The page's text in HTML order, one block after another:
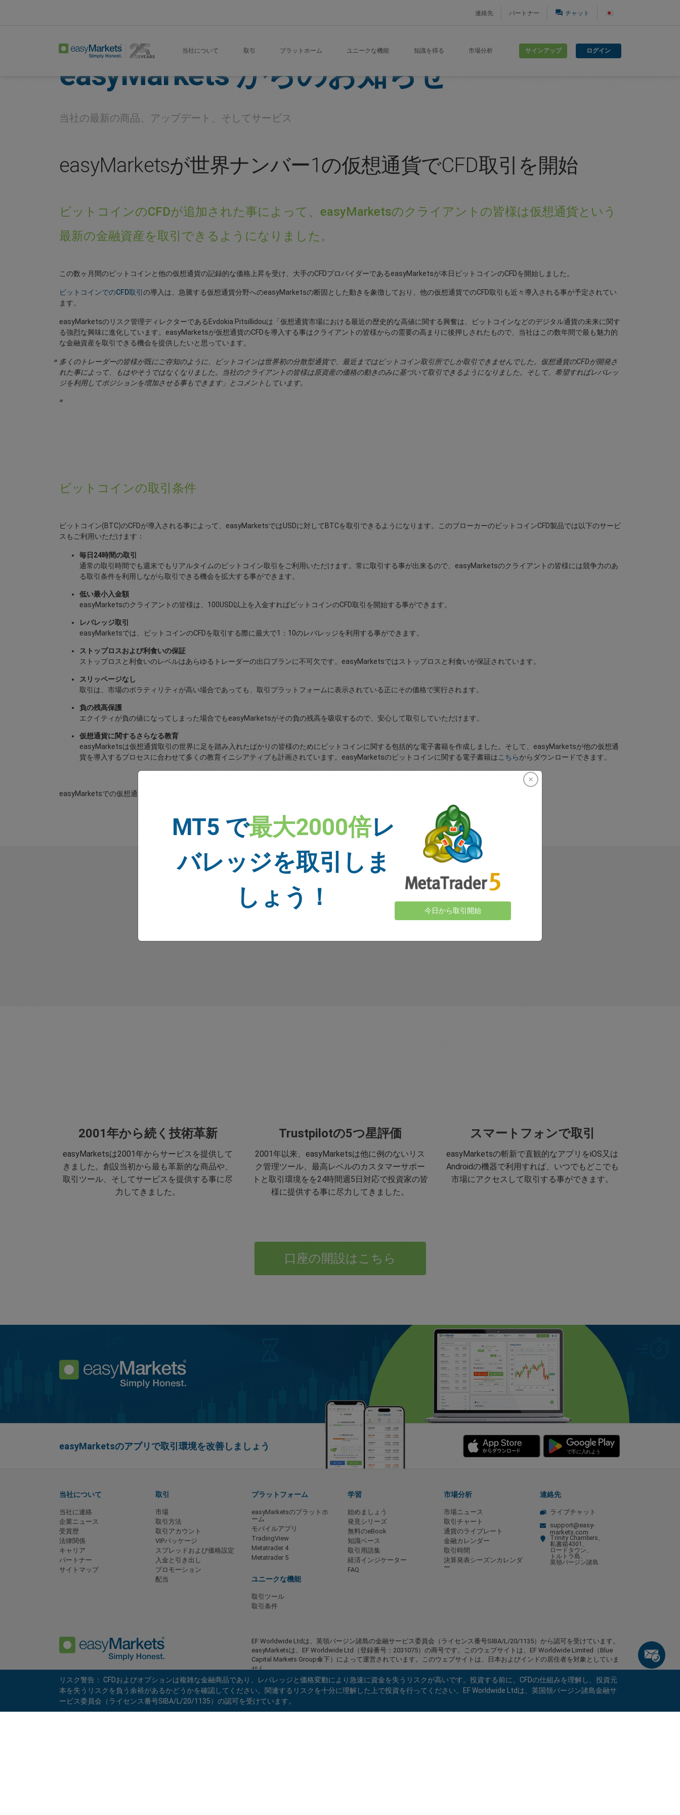
連絡先 パートナー question_answer チャット
当社について 取引 プラットホーム ユニークな機能 知識を得る 市場分析 サインアップ ログイン
easyMarkets からのお知らせ
当社の最新の商品、アップデート、そしてサービス
easyMarketsが世界ナンバー1の仮想通貨でCFD取引を開始
ビットコインのCFDが追加された事によって、easyMarketsのクライアントの皆様は仮想通貨という
最新の金融資産を取引できるようになりました。
この数ヶ月間のビットコインと他の仮想通貨の記録的な価格上昇を受け、大手のCFDプロバイダーであるeasyMarketsが本日ビットコインのCFDを開始しました。
ビットコインでのCFD取引 の導入は、急騰する仮想通貨分野へのeasyMarketsの断固とした動きを象徴しており、他の仮想通貨でのCFD取引も近々導入される事が予定されてい
ます。
easyMarketsのリスク管理ディレクターであるEvdokia Pitsillidouは「仮想通貨市場における最近の歴史的な高値に関する興奮は、ビットコインなどのデジタル通貨の未来に関す
る強烈な興味に進化しています。easyMarketsが仮想通貨のCFDを導入する事はクライアントの皆様からの需要の高まりに後押しされたもので、当社はこの数年間で最も魅力的
な金融資産を取引できる機会を提供したいと思っています。
多くのトレーダーの皆様が既にご存知のように、ビットコインは世界初の分散型通貨で、最近まではビットコイン取引所でしか取引できませんでした。仮想通貨のCFDが開発さ
れた事によって、もはやそうではなくなりました。当社のクライアントの皆様は原資産の価格の動きのみに基づいて取引できるようになりました。そして、希望すればレバレッ
ジを利用してポジションを増加させる事もできます」とコメントしています。
ビットコインの取引条件
ビットコイン(BTC)のCFDが導入される事によって、easyMarketsではUSDに対してBTCを取引できるようになります。このブローカーのビットコインCFD製品では以下のサービ
スもご利用いただけます：
毎日24時間の取引
通常の取引時間でも週末でもリアルタイムのビットコイン取引をご利用いただけます。常に取引する事が出来るので、easyMarketsのクライアントの皆様には競争力のあ
る取引条件を利用しながら取引できる機会を拡大する事ができます。
低い最小入金額
easyMarketsのクライアントの皆様は、100USD以上を入金すればビットコインのCFD取引を開始する事ができます。
レバレッジ取引
easyMarketsでは、ビットコインのCFDを取引する際に最大で1：10のレバレッジを利用する事ができます。
ストップロスおよび利食いの保証
ストップロスと利食いのレベルはあらゆるトレーダーの出口プランに不可欠です。easyMarketsではストップロスと利食いが保証されています。
スリッページなし
取引は、市場のボラティリティが高い場合であっても、取引プラットフォームに表示されている正にその価格で実行されます。
負の残高保護
エクイティが負の値になってしまった場合でもeasyMarketsがその負の残高を吸収するので、安心して取引していただけます。
仮想通貨に関するさらなる教育
easyMarketsは仮想通貨取引の世界に足を踏み入れたばかりの皆様のためにビットコインに関する包括的な電子書籍を作成しました。そして、easyMarketsが他の仮想通
貨を導入するプロセスに合わせて多くの教育イニシアティブも計画されています。easyMarketsのビットコインに関する電子書籍は こちらからダウンロードできます。
easyMarketsでの仮想通貨取引に関する詳細は、
トレーダーの皆様のご意見
2001年から続く技術革新
easyMarketsは2001年からサービスを提供して
きました。創設当初から最も革新的な商品や、
取引ツール、そしてサービスを提供する事に尽
力してきました。
Trustpilotの5つ星評価
2001年以来、easyMarketsは他に例のないリス
ク管理ツール、最高レベルのカスタマーサポー
トと取引環境をを24時間週5日対応で投資家の皆
様に提供する事に尽力してきました。
スマートフォンで取引
easyMarketsの斬新で直観的なアプリをiOS又は
Androidの機器で利用すれば、いつでもどこでも
市場にアクセスして取引する事ができます。
口座の開設はこちら
easyMarketsのアプリで取引環境を改善しましょう
当社について
当社に連絡
企業ニュース
受賞歴
法律関係
キャリア
パートナー
サイトマップ
取引
市場
取引方法
取引アカウント
VIPパッケージ
スプレッドおよび価格設定
入金と引き出し
プロモーション
配当
プラットフォーム
easyMarketsのプラットホ
ーム
モバイルアプリ
TradingView
Metatrader 4
Metatrader 5
ユニークな機能
取引ツール
取引条件
学習
始めましょう
発見シリーズ
無料のeBook
知識ベース
取引用語集
経済インジケーター
FAQ
市場分析
市場ニュース
取引チャート
通貨のライブレート
金融カレンダー
取引時間
決算発表シーズンカレンダ
ー
連絡先
ライブチャット
support@easy-
markets.com
Trinity Chambers、
私書箱4301、
ロードタウン、
トルトラ島、
英領バージン諸島
プライバシーポリシー 規約と条件
EF Worldwide Ltdは、英領バージン諸島の金融サービス委員会（ライセンス番号SIBA/L/20/1135）から認可を受けています。
easyMarketsは、EF Worldwide Ltd（登録番号：2031075）の商号です。このウェブサイトは、EF Worldwide Limited（Blue
Capital Markets Group傘下）によって運営されています。このウェブサイトは、日本およびインドの居住者を対象としていま
せん。
制限地域： EF Worldwide Ltdは、アメリカ合衆国、イスラエル、ブリティッシュコロンビア州、マニトバ州、ケベック州、オ
ンタリオ州、アフガニスタン、ベラルーシ、キューバ、イラン、リビア、ミャンマー、ニカラグア、北朝鮮、パナマ、ロシア
連邦、セーシェル、ベネズエラなどの特定の地域の居住者にはサービスを提供していません。
MT5 で最大2000倍レ
バレッジを取引しま
しょう！
今日から取引開始
リスク警告： CFDおよびオプションは複雑な金融商品であり、レバレッジと価格変動により急速に資金を失うリスクが高いです。投資する前に、CFDの仕組みを理解し、投資元
本を失うリスクを負う余裕があるかどうかを確認してください。関連するリスクを十分に理解した上で投資を行ってください。EF Worldwide Ltdは、英国領バージン諸島金融サ
ービス委員会（ライセンス番号SIBA/L/20/1135）の認可を受けています。